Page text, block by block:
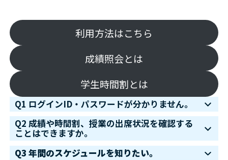
利用方法はこちら
成績照会とは
学生時間割とは
Q1 ログインID・パスワードが分かりません。
Q2 成績や時間割、授業の出席状況を確認する
ことはできますか。
Q3 年間のスケジュールを知りたい。